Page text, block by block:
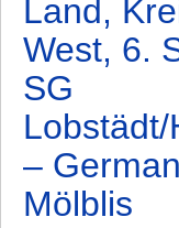
Land,
West, 6.
SG
–
Mölblis